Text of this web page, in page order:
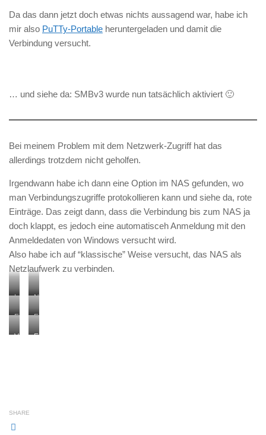
Da das dann jetzt doch etwas nichts aussagend war, habe ich
mir also PuTTy-Portable heruntergeladen und damit die
Verbindung versucht.
… und siehe da: SMBv3 wurde nun tatsächlich aktiviert 🙂
Bei meinem Problem mit dem Netzwerk-Zugriff hat das
allerdings trotzdem nicht geholfen.
Irgendwann habe ich dann eine Option im NAS gefunden, wo
man Verbindungszugriffe protokollieren kann und siehe da, rote
Einträge. Das zeigt dann, dass die Verbindung bis zum NAS ja
doch klappt, es jedoch eine automatisceh Anmeldung mit den
Anmeldedaten von Windows versucht wird.
Also habe ich auf “klassische” Weise versucht, das NAS als
Netzlaufwerk zu verbinden.
Login-
Fehler
Netzlaufwerk
verbinden
Einstellungen
Erstes
Zeichen
VerbindungEntsprechende
SHARE